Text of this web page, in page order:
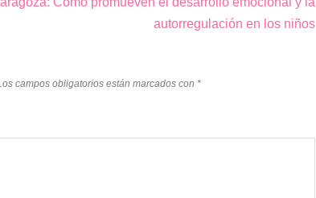
autorregulación en los niños
campos obligatorios están marcados con *